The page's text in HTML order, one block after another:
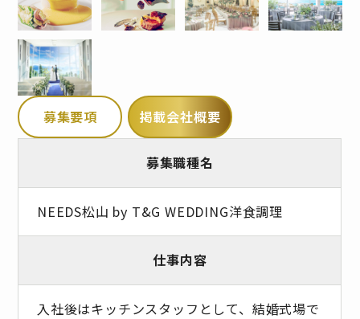
募集要項 掲載会社概要
募集職種名
NEEDS松山 by T&G WEDDING洋食調理
仕事内容
入社後はキッチンスタッフとして、結婚式場で